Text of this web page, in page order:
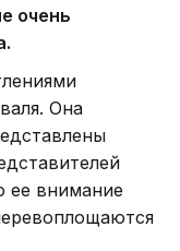
очень
Она
ее внимание